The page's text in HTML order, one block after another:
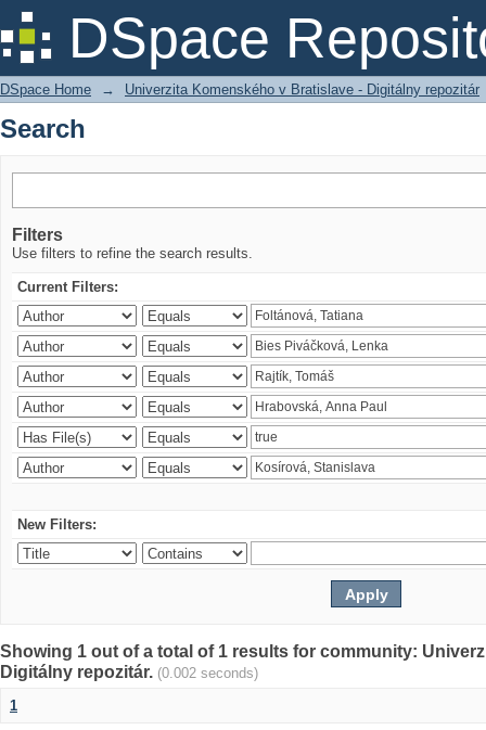
DSpace
Search
DSpace Home → Univerzita Komenského v Bratislave - Digitálny repozitár
Search
Filters
Use filters to refine the search results.
Current Filters:
New Filters:
Showing 1 out of a total of 1 results for community:
Digitálny repozitár. (0.002 seconds)
1